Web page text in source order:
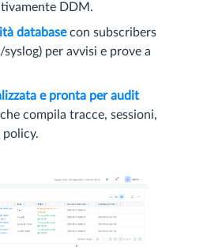
DDM.
databasecon subscribers
syslog) per avvisi e prove a
e pronta per audit
compila tracce, sessioni,